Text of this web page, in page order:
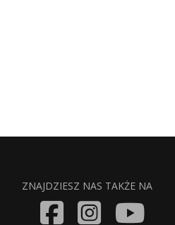
ZNAJDZIESZ NAS TAKŻE NA